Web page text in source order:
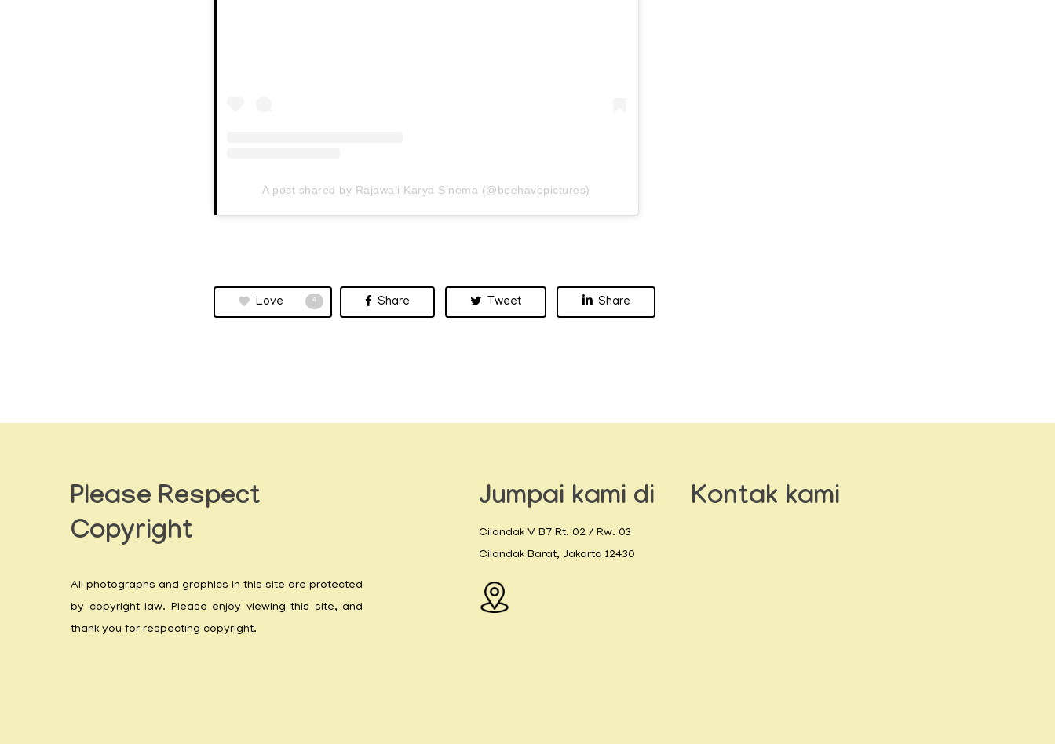
A post shared by Rajawali Karya Sinema (@beehavepictures)
Love 4 Share Tweet Share
Please Respect
Copyright
All photographs and graphics in this site are protected
by copyright law. Please enjoy viewing this site, and
thank you for respecting copyright.
Jumpai kami di
Cilandak V B7 Rt. 02 / Rw. 03
Cilandak Barat, Jakarta 12430
Kontak kami